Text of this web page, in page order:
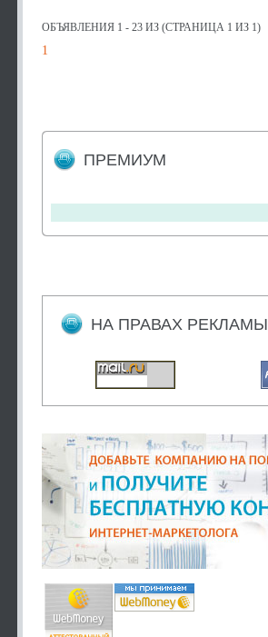
ОБЪЯВЛЕНИЯ 1 - 23 ИЗ (СТРАНИЦА 1 ИЗ 1)
1
ПРЕМИУМ
НА ПРАВАХ РЕКЛАМЫ